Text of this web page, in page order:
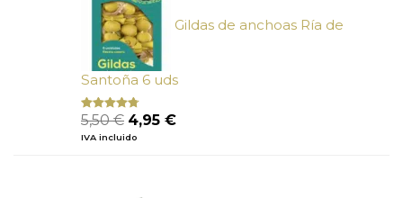
Gildas de anchoas Ría de
Santoña 6 uds
Valorado
con
de 5
5,50€ El
precio
4,95 €El
IVA incluido